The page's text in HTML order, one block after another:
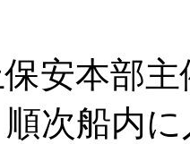
安本部
次船内